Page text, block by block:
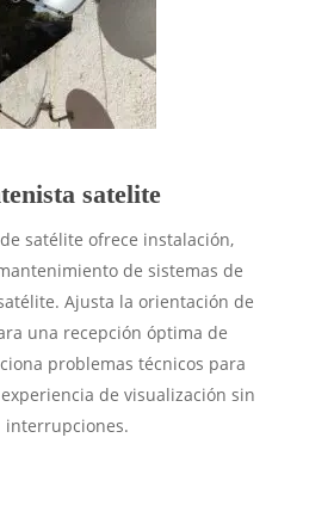
satelite
satélite ofrece instalación,
de sistemas de
Ajusta la orientación de
una recepción óptima de
problemas técnicos para
de visualización sin
interrupciones.